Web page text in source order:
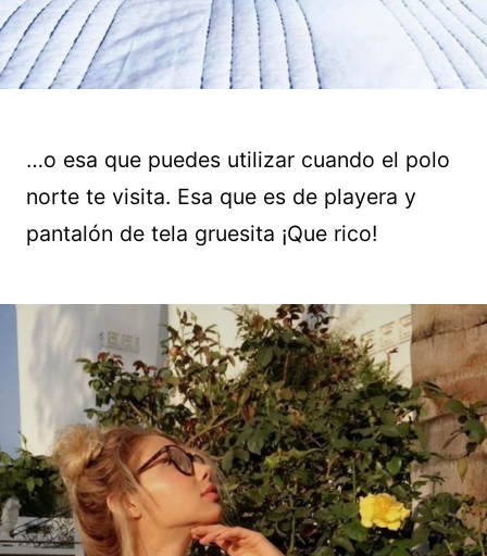
…o esa que puedes utilizar cuando el polo
norte te visita. Esa que es de playera y
pantalón de tela gruesita ¡Que rico!